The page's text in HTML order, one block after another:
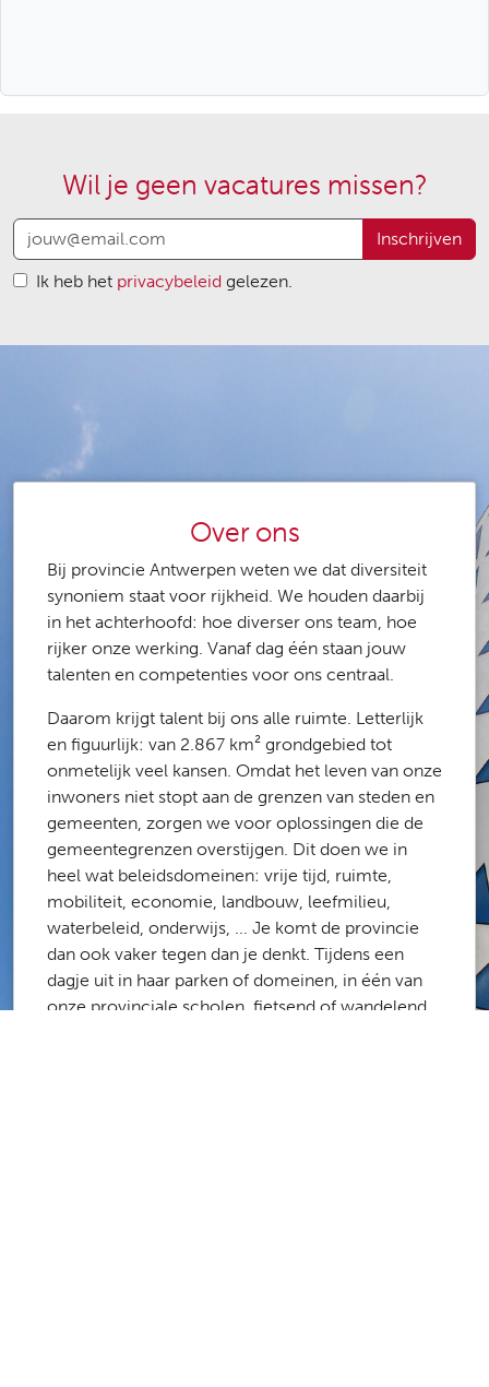
Wil je geen vacatures missen?
Inschrijven
Ik heb het privacybeleid gelezen.
Over ons
Bij provincie Antwerpen weten we dat diversiteit
synoniem staat voor rijkheid. We houden daarbij
in het achterhoofd: hoe diverser ons team, hoe
rijker onze werking. Vanaf dag één staan jouw
talenten en competenties voor ons centraal.
Daarom krijgt talent bij ons alle ruimte. Letterlijk
en figuurlijk: van 2.867 km² grondgebied tot
onmetelijk veel kansen. Omdat het leven van onze
inwoners niet stopt aan de grenzen van steden en
gemeenten, zorgen we voor oplossingen die de
gemeentegrenzen overstijgen. Dit doen we in
heel wat beleidsdomeinen: vrije tijd, ruimte,
mobiliteit, economie, landbouw, leefmilieu,
waterbeleid, onderwijs, ... Je komt de provincie
dan ook vaker tegen dan je denkt. Tijdens een
dagje uit in haar parken of domeinen, in één van
onze provinciale scholen, fietsend of wandelend